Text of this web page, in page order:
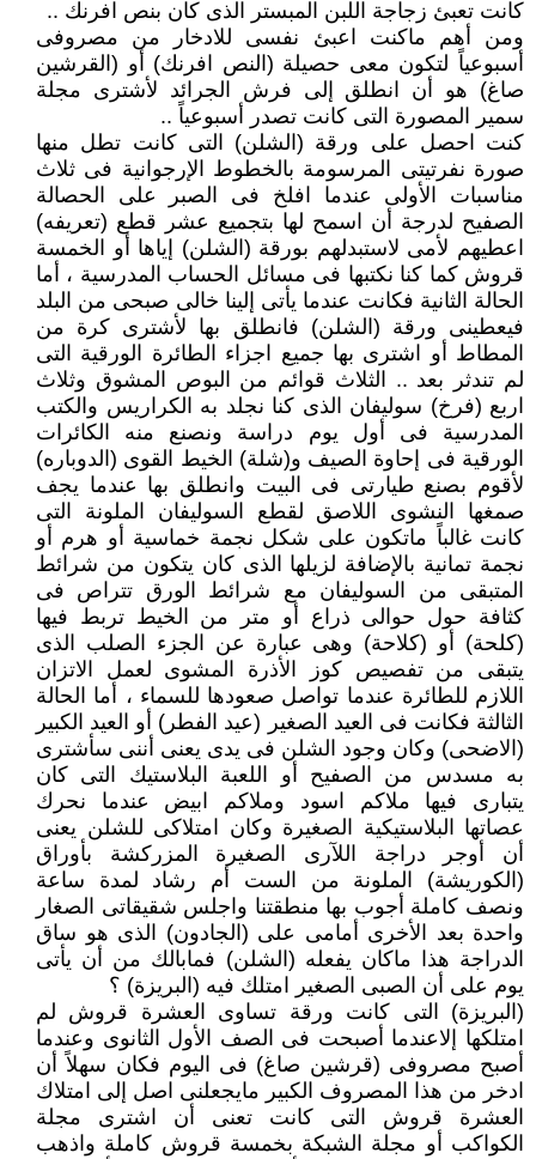
كانت تعبئ زجاجة اللبن المبستر الذى كان بنص افرنك ..
ومن أهم ماكنت اعبئ نفسى للادخار من مصروفى
أسبوعياً لتكون معى حصيلة (النص افرنك) أو (القرشين
صاغ) هو أن انطلق إلى فرش الجرائد لأشترى مجلة
سمير المصورة التى كانت تصدر أسبوعياً ..
كنت احصل على ورقة (الشلن) التى كانت تطل منها
صورة نفرتيتى المرسومة بالخطوط الإرجوانية فى ثلاث
مناسبات الأولى عندما افلخ فى الصبر على الحصالة
الصفيح لدرجة أن اسمح لها بتجميع عشر قطع (تعريفه)
اعطيهم لأمى لاستبدلهم بورقة (الشلن) إياها أو الخمسة
قروش كما كنا نكتبها فى مسائل الحساب المدرسية ، أما
الحالة الثانية فكانت عندما يأتى إلينا خالى صبحى من البلد
فيعطينى ورقة (الشلن) فانطلق بها لأشترى كرة من
المطاط أو اشترى بها جميع اجزاء الطائرة الورقية التى
لم تندثر بعد .. الثلاث قوائم من البوص المشوق وثلاث
اربع (فرخ) سوليفان الذى كنا نجلد به الكراريس والكتب
المدرسية فى أول يوم دراسة ونصنع منه الكائرات
الورقية فى إحاوة الصيف و(شلة) الخيط القوى (الدوباره)
لأقوم بصنع طيارتى فى البيت وانطلق بها عندما يجف
صمغها النشوى اللاصق لقطع السوليفان الملونة التى
كانت غالباً ماتكون على شكل نجمة خماسية أو هرم أو
نجمة تمانية بالإضافة لزيلها الذى كان يتكون من شرائط
المتبقى من السوليفان مع شرائط الورق تتراص فى
كثافة حول حوالى ذراع أو متر من الخيط تربط فيها
(كلحة) أو (كلاحة) وهى عبارة عن الجزء الصلب الذى
يتبقى من تفصيص كوز الأذرة المشوى لعمل الاتزان
اللازم للطائرة عندما تواصل صعودها للسماء ، أما الحالة
الثالثة فكانت فى العيد الصغير (عيد الفطر) أو العيد الكبير
(الاضحى) وكان وجود الشلن فى يدى يعنى أننى سأشترى
به مسدس من الصفيح أو اللعبة البلاستيك التى كان
يتبارى فيها ملاكم اسود وملاكم ابيض عندما نحرك
عصاتها البلاستيكية الصغيرة وكان امتلاكى للشلن يعنى
أن أوجر دراجة اللآرى الصغيرة المزركشة بأوراق
(الكوريشة) الملونة من الست أم رشاد لمدة ساعة
ونصف كاملة أجوب بها منطقتنا واجلس شقيقاتى الصغار
واحدة بعد الأخرى أمامى على (الجادون) الذى هو ساق
الدراجة هذا ماكان يفعله (الشلن) فمابالك من أن يأتى
يوم على أن الصبى الصغير امتلك فيه (البريزة) ؟
(البريزة) التى كانت ورقة تساوى العشرة قروش لم
امتلكها إلاعندما أصبحت فى الصف الأول الثانوى وعندما
أصبح مصروفى (قرشين صاغ) فى اليوم فكان سهلاً أن
ادخر من هذا المصروف الكبير مايجعلنى اصل إلى امتلاك
العشرة قروش التى كانت تعنى أن اشترى مجلة
الكواكب أو مجلة الشبكة بخمسة قروش كاملة واذهب